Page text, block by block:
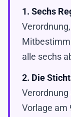
1. Sechs
alle sechs
2. Die
Verordnung
Vorlage am